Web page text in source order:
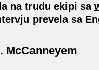
na trudu ekipi sa
prevela sa
McCanneyem